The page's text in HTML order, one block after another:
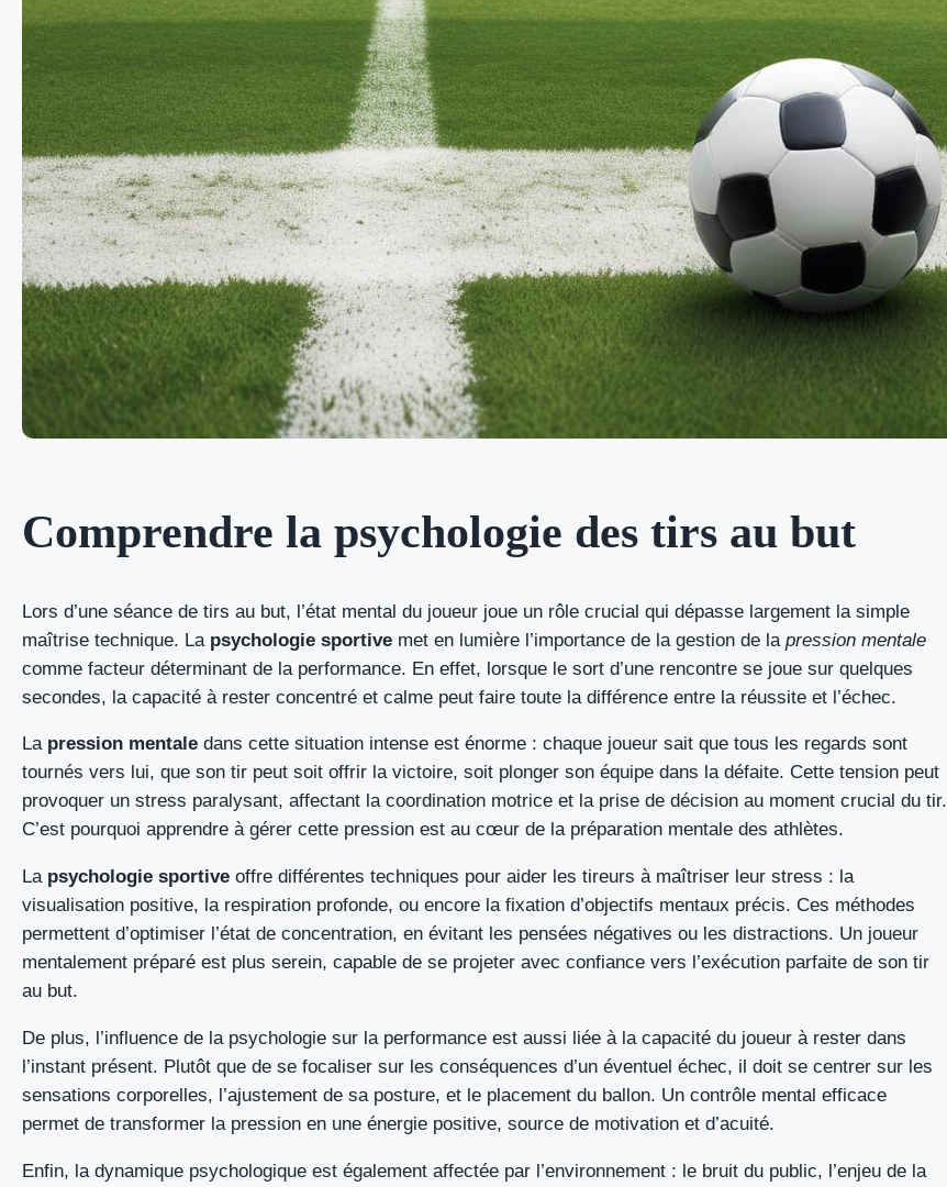
Comprendre la psychologie des tirs au but
Lors d’une séance de tirs au but, l’état mental du joueur joue un rôle crucial qui dépasse largement la simple
maîtrise technique. La psychologie sportive met en lumière l’importance de la gestion de la pression mentale
comme facteur déterminant de la performance. En effet, lorsque le sort d’une rencontre se joue sur quelques
secondes, la capacité à rester concentré et calme peut faire toute la différence entre la réussite et l’échec.
La pression mentale dans cette situation intense est énorme : chaque joueur sait que tous les regards sont
tournés vers lui, que son tir peut soit offrir la victoire, soit plonger son équipe dans la défaite. Cette tension peut
provoquer un stress paralysant, affectant la coordination motrice et la prise de décision au moment crucial du tir.
C’est pourquoi apprendre à gérer cette pression est au cœur de la préparation mentale des athlètes.
La psychologie sportive offre différentes techniques pour aider les tireurs à maîtriser leur stress : la
visualisation positive, la respiration profonde, ou encore la fixation d’objectifs mentaux précis. Ces méthodes
permettent d’optimiser l’état de concentration, en évitant les pensées négatives ou les distractions. Un joueur
mentalement préparé est plus serein, capable de se projeter avec confiance vers l’exécution parfaite de son tir
au but.
De plus, l’influence de la psychologie sur la performance est aussi liée à la capacité du joueur à rester dans
l’instant présent. Plutôt que de se focaliser sur les conséquences d’un éventuel échec, il doit se centrer sur les
sensations corporelles, l’ajustement de sa posture, et le placement du ballon. Un contrôle mental efficace
permet de transformer la pression en une énergie positive, source de motivation et d’acuité.
Enfin, la dynamique psychologique est également affectée par l’environnement : le bruit du public, l’enjeu de la